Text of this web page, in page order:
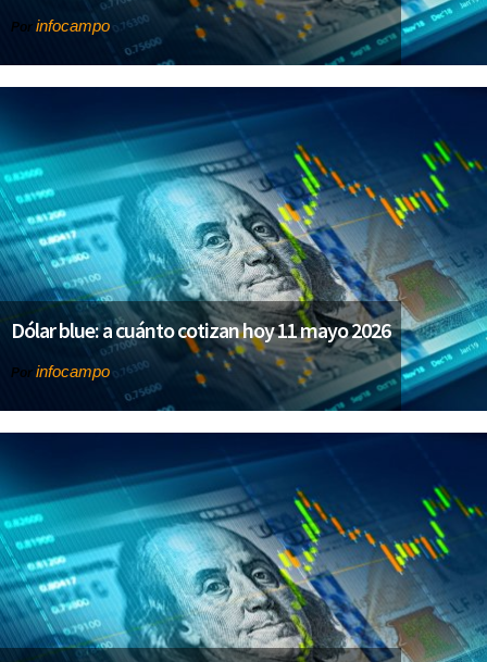
Por infocampo
Dólar blue: a cuánto cotizan hoy 11 mayo 2026
Por infocampo